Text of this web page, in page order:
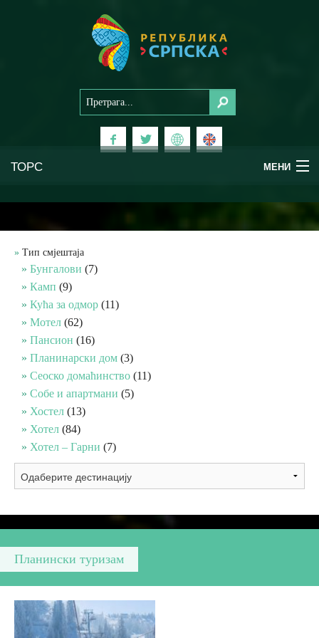
ТОРС МЕНИ
Планински туризам
Бањски туризам
Вјерски туризам
Авантура
Еко туризам
Културни туризам
Гастрономија
Лов и риболов
Омладински туризам
Тип смјештаја
Бунгалови (7)
Камп (9)
Кућа за одмор (11)
Мотел (62)
Пансион (16)
Планинарски дом (3)
Сеоско домаћинство (11)
Собе и апартмани (5)
Хостел (13)
Хотел (84)
Хотел – Гарни (7)
Планински туризам